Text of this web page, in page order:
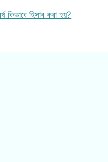
কিভাবে হিসাব করা হয়?